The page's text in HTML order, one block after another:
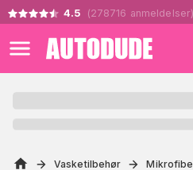
4.5 (278716 anmeldelser)
Vasketilbehør